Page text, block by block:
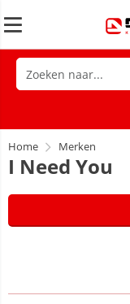
Home Merken
I Need You